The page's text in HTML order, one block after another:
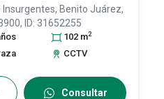
Insurgentes, Benito Juárez,
, ID: 31652255
s 102 m2
CCTV
Consultar